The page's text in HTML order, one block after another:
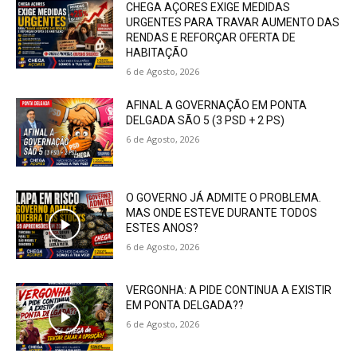
CHEGA AÇORES EXIGE MEDIDAS
URGENTES PARA TRAVAR AUMENTO DAS
RENDAS E REFORÇAR OFERTA DE
HABITAÇÃO
6 de Agosto, 2026
AFINAL A GOVERNAÇÃO EM PONTA
DELGADA SÃO 5 (3 PSD + 2 PS)
6 de Agosto, 2026
O GOVERNO JÁ ADMITE O PROBLEMA.
MAS ONDE ESTEVE DURANTE TODOS
ESTES ANOS?
6 de Agosto, 2026
VERGONHA: A PIDE CONTINUA A EXISTIR
EM PONTA DELGADA??
6 de Agosto, 2026